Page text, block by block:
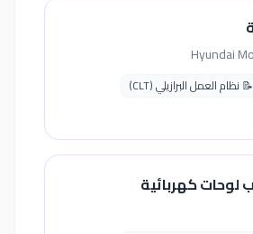
📝 نظام العمل البرازيلي (CLT)
لوحات كهربائية